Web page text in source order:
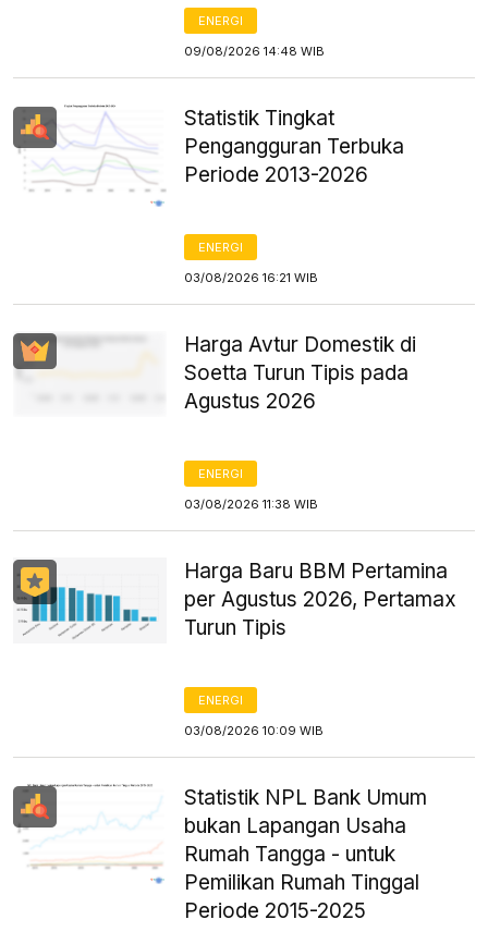
ENERGI
09/08/2026 14:48 WIB
Statistik Tingkat
Pengangguran Terbuka
Periode 2013-2026
ENERGI
03/08/2026 16:21 WIB
Harga Avtur Domestik di
Soetta Turun Tipis pada
Agustus 2026
ENERGI
03/08/2026 11:38 WIB
Harga Baru BBM Pertamina
per Agustus 2026, Pertamax
Turun Tipis
ENERGI
03/08/2026 10:09 WIB
Statistik NPL Bank Umum
bukan Lapangan Usaha
Rumah Tangga - untuk
Pemilikan Rumah Tinggal
Periode 2015-2025